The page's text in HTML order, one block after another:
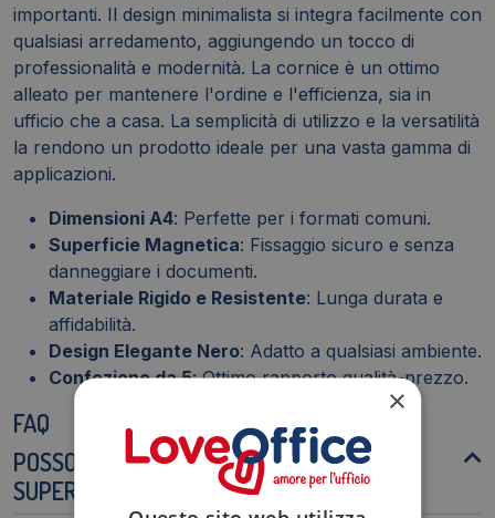
importanti. Il design minimalista si integra facilmente con
qualsiasi arredamento, aggiungendo un tocco di
professionalità e modernità. La cornice è un ottimo
alleato per mantenere l'ordine e l'efficienza, sia in
ufficio che a casa. La semplicità di utilizzo e la versatilità
la rendono un prodotto ideale per una vasta gamma di
applicazioni.
Dimensioni A4: Perfette per i formati comuni.
Superficie Magnetica: Fissaggio sicuro e senza
danneggiare i documenti.
Materiale Rigido e Resistente: Lunga durata e
affidabilità.
Design Elegante Nero: Adatto a qualsiasi ambiente.
Confezione da 5: Ottimo rapporto qualità-prezzo.
FAQ
POSSO SCRIVERE DIRETTAMENTE SULLA
SUPERFICIE MAGNETICA?
×